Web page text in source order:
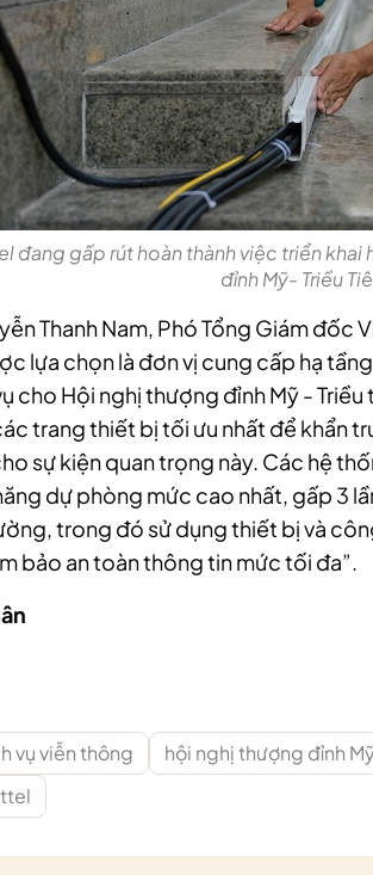
đang gấp rút hoàn thành việc triển
đỉnh Mỹ- Triều
Thanh Nam, Phó Tổng Giám đốc
lựa chọn là đơn vị cung cấp hạ
cho Hội nghị thượng đỉnh Mỹ -
trang thiết bị tối ưu nhất để khẩn
sự kiện quan trọng này. Các hệ
dự phòng mức cao nhất, gấp 3
trong đó sử dụng thiết bị và
bảo an toàn thông tin mức tối đa”.
vụ viễn thông hội nghị thượng đỉnh